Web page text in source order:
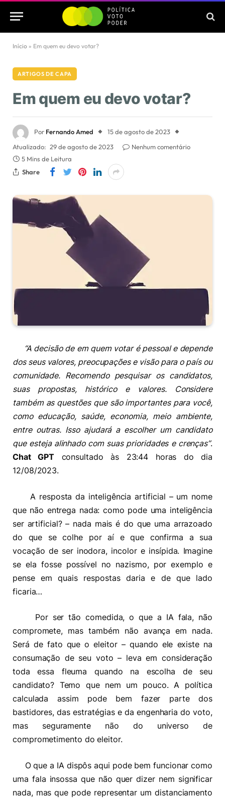
Início » Em quem eu devo votar?
ARTIGOS DE CAPA
Em quem eu devo votar?
Por Fernando Amed
15 de agosto de 2023
Atualizado: 29 de agosto de 2023
Nenhum comentário
5 Mins de Leitura
Share
“A decisão de em quem votar é pessoal e depende
dos seus valores, preocupações e visão para o país ou
comunidade. Recomendo pesquisar os candidatos,
suas propostas, histórico e valores. Considere
também as questões que são importantes para você,
como educação, saúde, economia, meio ambiente,
entre outras. Isso ajudará a escolher um candidato
que esteja alinhado com suas prioridades e crenças”.
Chat GPTconsultado às 23:44 horas do dia
12/08/2023.
A resposta da inteligência artificial – um nome
que não entrega nada: como pode uma inteligência
ser artificial? – nada mais é do que uma arrazoado
do que se colhe por aí e que confirma a sua
vocação de ser inodora, incolor e insípida. Imagine
se ela fosse possível no nazismo, por exemplo e
pense em quais respostas daria e de que lado
ficaria…
Por ser tão comedida, o que a IA fala, não
compromete, mas também não avança em nada.
Será de fato que o eleitor – quando ele existe na
consumação de seu voto – leva em consideração
toda essa fleuma quando na escolha de seu
candidato? Temo que nem um pouco. A política
calculada assim pode bem fazer parte dos
bastidores, das estratégias e da engenharia do voto,
mas seguramente não do universo de
comprometimento do eleitor.
O que a IA dispôs aqui pode bem funcionar como
uma fala insossa que não quer dizer nem significar
nada, mas que pode representar um distanciamento